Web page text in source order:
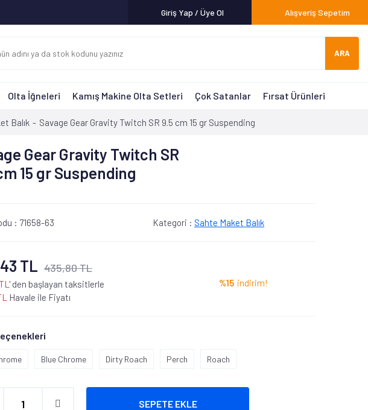
Giriş Yap / Üye Ol Alışveriş Sepetim
ARA
Olta İğneleri Kamış Makine Olta Setleri Çok Satanlar Fırsat Ürünleri
Balık Savage Gear Gravity Twitch SR 9.5 cm 15 gr Suspending
Gear Gravity Twitch SR
15 gr Suspending
: 71658-63 Kategori : Sahte Maket Balık
TL 435,80 TL
' den başlayan taksitlerle %15 indirim!
Havale ile Fiyatı
Blue Chrome Dirty Roach Perch Roach
SEPETE EKLE